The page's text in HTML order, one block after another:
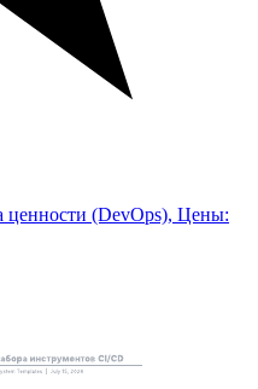
(DevOps), Цены: